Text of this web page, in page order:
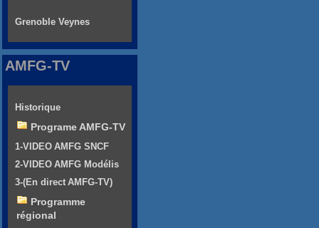
Grenoble Veynes
AMFG-TV
Historique
Programe AMFG-TV
1-VIDEO AMFG SNCF
2-VIDEO AMFG Modélis
3-(En direct AMFG-TV)
Programme
régional